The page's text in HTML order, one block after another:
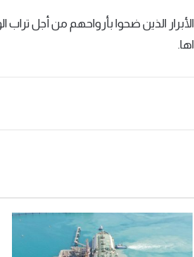
الذين ضحوا بأرواحهم من أجل تراب
.